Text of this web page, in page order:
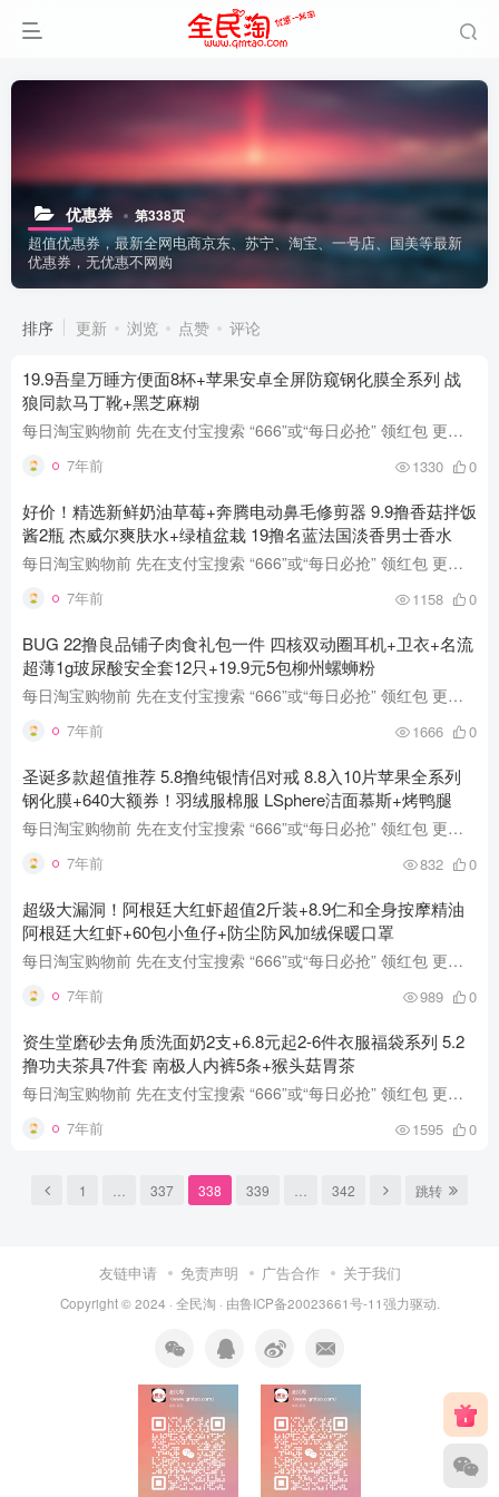
优惠券 第338页
超值优惠券，最新全网电商京东、苏宁、淘宝、一号店、国美等最新
优惠券，无优惠不网购
排序 更新 浏览 点赞 评论
19.9吾皇万睡方便面8杯+苹果安卓全屏防窥钢化膜全系列 战
狼同款马丁靴+黑芝麻糊
每日淘宝购物前 先在支付宝搜索 “666”或“每日必抢” 领红包 更多每日实时推荐见Q群：8808071 或 哪里买 （全天最新优惠播报） 19.9吾皇万睡方便面8杯+苹果安卓全屏防窥钢化膜全系列 战狼同...
7年前 1330 0
好价！精选新鲜奶油草莓+奔腾电动鼻毛修剪器 9.9撸香菇拌饭
酱2瓶 杰威尔爽肤水+绿植盆栽 19撸名蓝法国淡香男士香水
每日淘宝购物前 先在支付宝搜索 “666”或“每日必抢” 领红包 更多每日实时推荐见Q群：8808071 或 哪里买 （全天最新优惠播报） 好价！精选新鲜奶油草莓+奔腾电动鼻毛修剪器 9.9撸香菇拌饭酱2...
7年前 1158 0
BUG 22撸良品铺子肉食礼包一件 四核双动圈耳机+卫衣+名流
超薄1g玻尿酸安全套12只+19.9元5包柳州螺蛳粉
每日淘宝购物前 先在支付宝搜索 “666”或“每日必抢” 领红包 更多每日实时推荐见Q群：8808071 或 哪里买 （全天最新优惠播报） 22撸良品铺子肉食礼包一件 四核双动圈耳机+卫衣+名流超薄1g玻...
7年前 1666 0
圣诞多款超值推荐 5.8撸纯银情侣对戒 8.8入10片苹果全系列
钢化膜+640大额券！羽绒服棉服 LSphere洁面慕斯+烤鸭腿
每日淘宝购物前 先在支付宝搜索 “666”或“每日必抢” 领红包 更多每日实时推荐见Q群：8808071 或 哪里买 （全天最新优惠播报） 圣诞多款超值推荐 5.8撸纯银情侣对戒 8.8入10片苹果全系列钢化...
7年前 832 0
超级大漏洞！阿根廷大红虾超值2斤装+8.9仁和全身按摩精油
阿根廷大红虾+60包小鱼仔+防尘防风加绒保暖口罩
每日淘宝购物前 先在支付宝搜索 “666”或“每日必抢” 领红包 更多每日实时推荐见Q群：8808071 或 哪里买 （全天最新优惠播报） 超级大漏洞！阿根廷大红虾超值2斤装+8.9仁和全身按摩精油 阿根...
7年前 989 0
资生堂磨砂去角质洗面奶2支+6.8元起2-6件衣服福袋系列 5.2
撸功夫茶具7件套 南极人内裤5条+猴头菇胃茶
每日淘宝购物前 先在支付宝搜索 “666”或“每日必抢” 领红包 更多每日实时推荐见Q群：8808071 或 哪里买 （全天最新优惠播报） 资生堂磨砂去角质洗面奶2支+6.8元起2-6件衣服福袋系列 5.2撸功...
7年前 1595 0
1 337 338 339 342 跳转
友链申请 免责声明 广告合作 关于我们
Copyright © 2024 · 全民淘 · 由鲁ICP备20023661号-11强力驱动.